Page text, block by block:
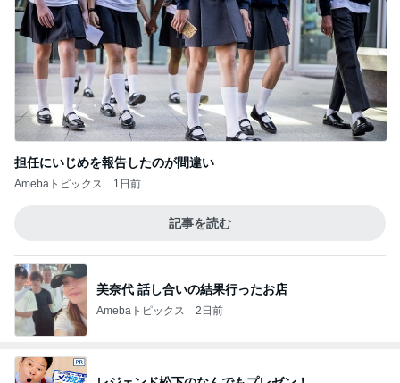
担任にいじめを報告したのが間違い
Amebaトピックス 1日前
記事を読む
美奈代 話し合いの結果行ったお店
Amebaトピックス 2日前